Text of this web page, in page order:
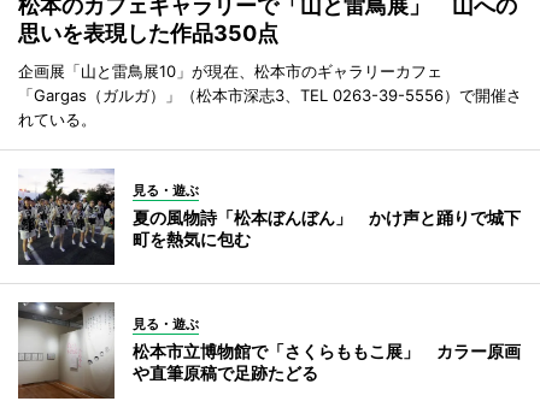
松本のカフェギャラリーで「山と雷鳥展」 山への
思いを表現した作品350点
企画展「山と雷鳥展10」が現在、松本市のギャラリーカフェ
「Gargas（ガルガ）」（松本市深志3、TEL 0263-39-5556）で開催さ
れている。
見る・遊ぶ
夏の風物詩「松本ぼんぼん」 かけ声と踊りで城下
町を熱気に包む
見る・遊ぶ
松本市立博物館で「さくらももこ展」 カラー原画
や直筆原稿で足跡たどる